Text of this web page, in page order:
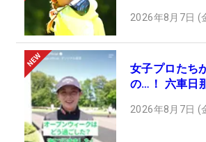
2026年8月7日 (
女子プロたち
の…！ 六車日
2026年8月7日 (